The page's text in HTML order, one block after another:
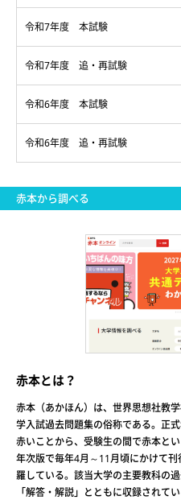
令和7年度 本試験
令和7年度 追・再試験
令和6年度 本試験
令和6年度 追・再試験
赤本から調べる
赤本とは？
赤本（あかほん）は、世界思想社教
学入試過去問題集の俗称である。正
赤いことから、受験生の間で赤本とい
年次版で毎年4月～11月頃にかけて
羅している。該当大学の主要教科の
「解答・解説」とともに収録されてい